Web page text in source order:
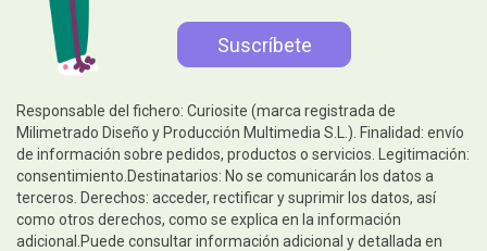
Responsable del fichero: Curiosite (marca registrada de
Milimetrado Diseño y Producción Multimedia S.L.). Finalidad: envío
de información sobre pedidos, productos o servicios. Legitimación:
consentimiento.Destinatarios: No se comunicarán los datos a
terceros. Derechos: acceder, rectificar y suprimir los datos, así
como otros derechos, como se explica en la información
adicional.Puede consultar información adicional y detallada en